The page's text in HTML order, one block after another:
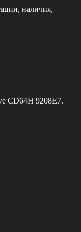
наличия,
CD64H 9208E7.